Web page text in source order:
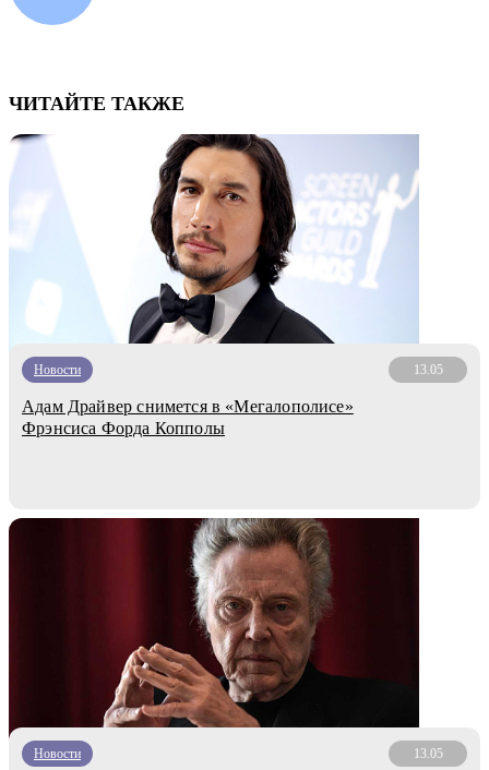
ЧИТАЙТЕ ТАКЖЕ
Новости 13.05
Адам Драйвер снимется в «Мегалополисе»
Фрэнсиса Форда Копполы
Новости 13.05